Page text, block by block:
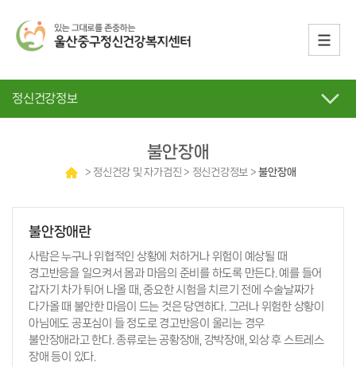
정신건강정보
불안장애
> 정신건강 및 자가검진 > 정신건강정보 >불안장애
불안장애란
사람은 누구나 위협적인 상황에 처하거나 위험이 예상될 때
경고반응을 일으켜서 몸과 마음의 준비를 하도록 만든다. 예를 들어
갑자기 차가 튀어 나올 때, 중요한 시험을 치르기 전에 수술날짜가
다가올 때 불안한 마음이 드는 것은 당연하다. 그러나 위험한 상황이
아님에도 공포심이 들 정도로 경고반응이 울리는 경우
불안장애라고 한다. 종류로는 공황장애, 강박장애, 외상 후 스트레스
장애 등이 있다.